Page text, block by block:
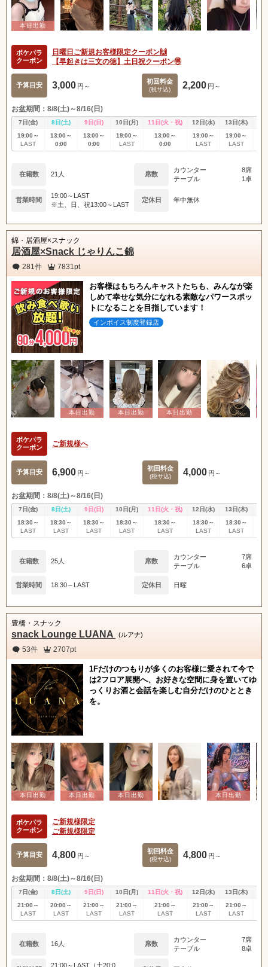
ポケパラ
クーポン
日曜日ご新規お客様限定クーポン🙌
【早起きは三文の徳】土日祝クーポン🉐
予算目安 3,000 円～
初回料金
(税サ込) 2,200 円～
お盆期間：8/8(土)～8/16(日)
7日(金) 8日(土) 9日(日) 10日(月) 11日(火・祝) 12日(水) 13日(木)
19:00～
LAST
13:00～
0:00
13:00～
0:00
19:00～
LAST
13:00～
0:00
19:00～
LAST
19:00～
LAST
在籍数 21人 席数
カウンター
8席
テーブル
1卓
営業時間
19:00～LAST
※土、日、祝13:00～LAST
定休日 年中無休
錦・居酒屋×スナック
居酒屋×Snack じゃりんこ錦
281件 7831pt
お客様はもちろんキャストたちも、みんなが楽
しめて幸せな気分になれる素敵なパワースポッ
トになることを目指しています！
インボイス制度登録店
ポケパラ
クーポン
ご新規様へ
予算目安 6,900 円～
初回料金
(税サ込) 4,000 円～
お盆期間：8/8(土)～8/16(日)
7日(金) 8日(土) 9日(日) 10日(月) 11日(火・祝) 12日(水) 13日(木)
18:30～
LAST
18:30～
LAST
18:30～
LAST
18:30～
LAST
18:30～
LAST
18:30～
LAST
18:30～
LAST
在籍数 25人 席数
カウンター
7席
テーブル
6卓
営業時間 18:30～LAST 定休日 日曜
豊橋・スナック
snack Lounge LUANA (ルアナ)
53件 2707pt
1Fだけのつもりが多くのお客様に愛されて今で
は2フロア展開へ、お好きな空間に身を置いてゆ
っくりお酒と会話を楽しむ自分だけのひととき
を。
ポケパラ
クーポン
ご新規様限定
ご新規様限定
予算目安 4,800 円～
初回料金
(税サ込) 4,800 円～
お盆期間：8/8(土)～8/16(日)
7日(金) 8日(土) 9日(日) 10日(月) 11日(火・祝) 12日(水) 13日(木)
21:00～
LAST
20:00～
LAST
21:00～
LAST
21:00～
LAST
21:00～
LAST
21:00～
LAST
21:00～
LAST
在籍数 16人 席数
カウンター
7席
テーブル
8卓
21:00～LAST（土20:0